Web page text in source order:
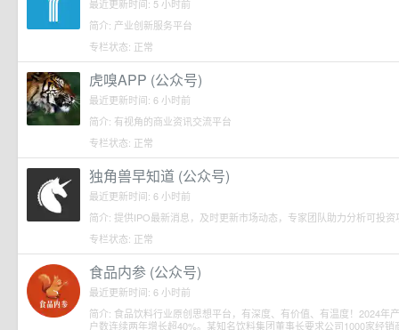
最近更新时间: 5 小时前
简介: 产业创新服务平台
专栏状态: 正常
虎嗅APP (公众号)
最近更新时间: 6 小时前
简介: 有视角的商业资讯交流平台
专栏状态: 正常
独角兽早知道 (公众号)
最近更新时间: 6 小时前
简介: 提供IPO最新消息，及时更新市场动态，专家团队助力分析可投
专栏状态: 正常
食品内参 (公众号)
最近更新时间: 6 小时前
简介: 食品饮料行业原创思想平台，有深度、有价值、有温度！2024年
户数连续两年增长超40%。某知名饮料集团董事长要求公司1000家经